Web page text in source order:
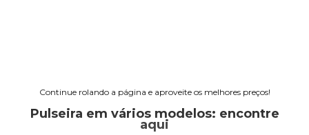
Continue rolando a página e aproveite os melhores preços!
Pulseira em vários modelos: encontre
aqui